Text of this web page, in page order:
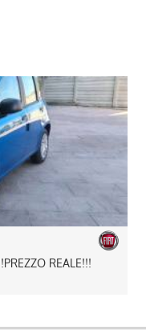
REALE!!!